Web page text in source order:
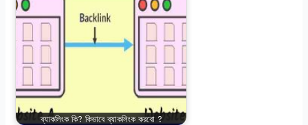
ব্যাকলিংক কি? কিভাবে ব্যাকলিংক করবো ?